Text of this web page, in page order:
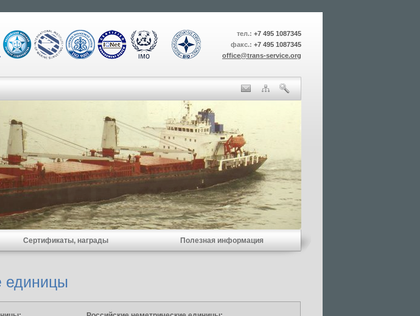
тел.: +7 495 1087345
факс.: +7 495 1087345
office@trans-service.org
Сертификаты, награды Полезная информация
единицы